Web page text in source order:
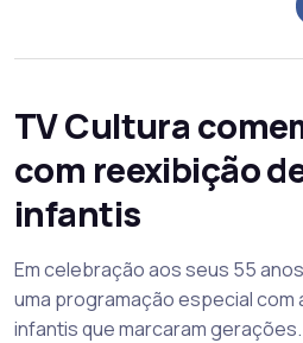
TV Cultura
com reexibição
infantis
Em celebração aos seus 55
uma programação especial com
infantis que marcaram